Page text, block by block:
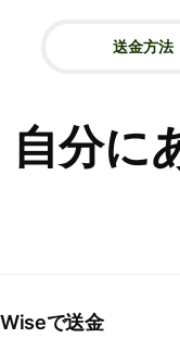
送金方法
自分に
Wiseで送金